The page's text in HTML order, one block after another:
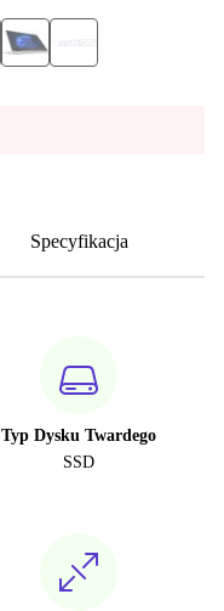
Specyfikacja
Typ Dysku Twardego
SSD